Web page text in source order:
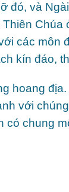
đó, và
Chúa
các môn
kín đáo,
hoang địa.
với
có chung